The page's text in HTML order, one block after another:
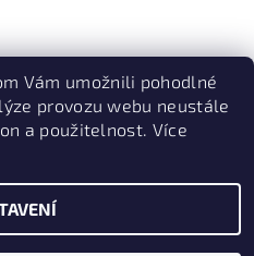
s
podmínkami ochrany
práva vyhrazena
Vám umožnili pohodlné
provozu webu neustále
a použitelnost. Více